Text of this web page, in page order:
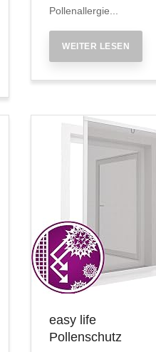
Pollenallergie...
WEITER LESEN
easy life
Pollenschutz